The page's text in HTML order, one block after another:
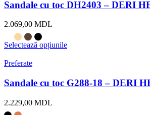
Sandale cu toc DH2403 – DERI
2.069,00 MDL
Selectează opțiunile
Preferate
Sandale cu toc G288-18 – DERI
2.229,00 MDL